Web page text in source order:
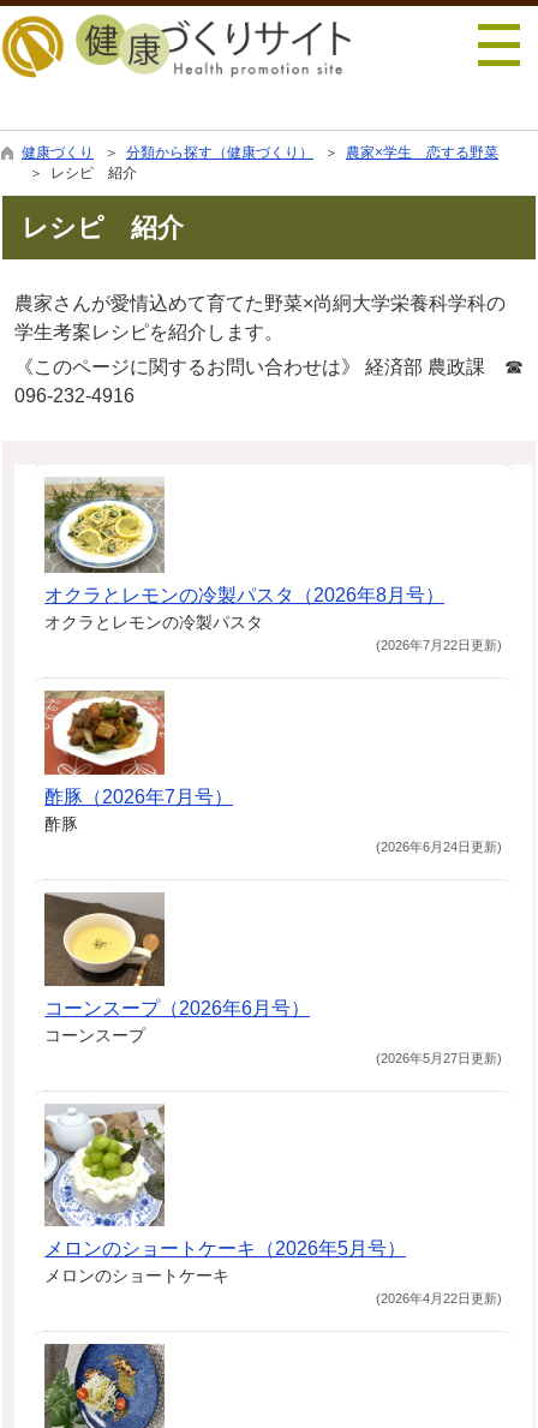
健康づくり ＞ 分類から探す（健康づくり） ＞ 農家×学生 恋する野菜
＞ レシピ 紹介
レシピ 紹介
農家さんが愛情込めて育てた野菜×尚絅大学栄養科学科の
学生考案レシピを紹介します。
《このページに関するお問い合わせは》 経済部 農政課 ☎
096-232-4916
オクラとレモンの冷製パスタ（2026年8月号）
オクラとレモンの冷製パスタ
(2026年7月22日更新)
酢豚（2026年7月号）
酢豚
(2026年6月24日更新)
コーンスープ（2026年6月号）
コーンスープ
(2026年5月27日更新)
メロンのショートケーキ（2026年5月号）
メロンのショートケーキ
(2026年4月22日更新)